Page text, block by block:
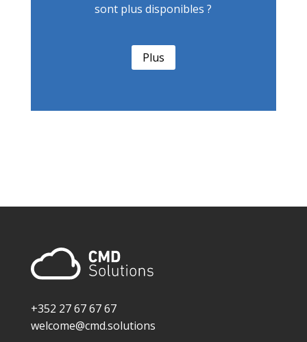
sont plus disponibles ?
Plus
+352 27 67 67 67
welcome@cmd.solutions